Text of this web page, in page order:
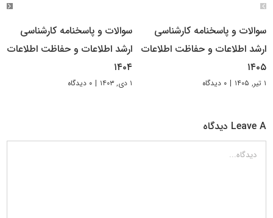
سوالات و پاسخنامه کارشناسی
ارشد اطلاعات و حفاظت اطلاعات
۱۴۰۵
۱ تیر, ۱۴۰۵ | ۰ دیدگاه
سوالات و پاسخنامه کارشناسی
ارشد اطلاعات و حفاظت اطلاعات
۱۴۰۴
۱ دی, ۱۴۰۳ | ۰ دیدگاه
Leave A دیدگاه
دیدگاه